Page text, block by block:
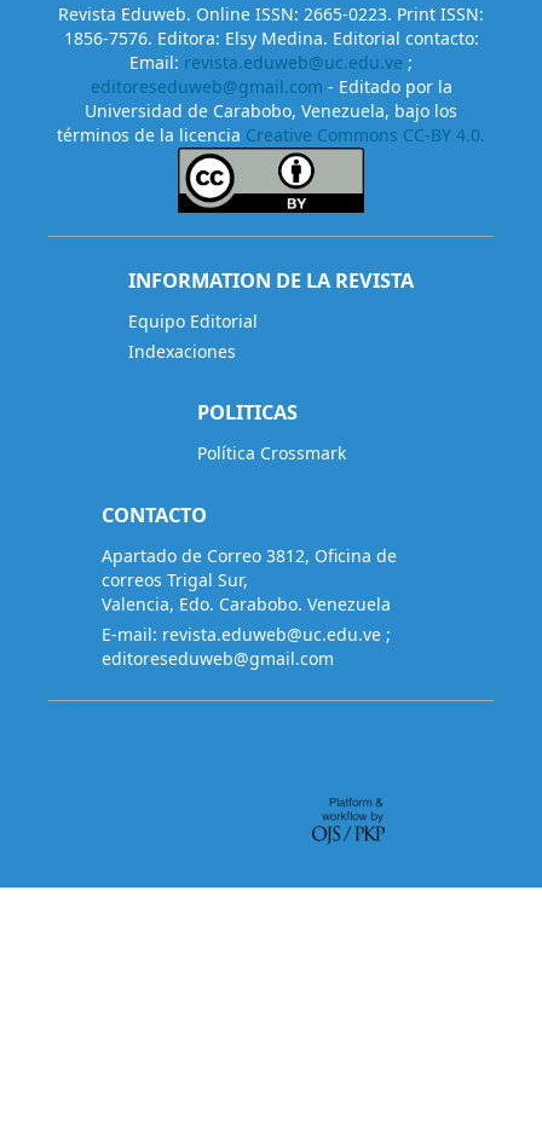
Revista Eduweb. Online ISSN: 2665-0223. Print ISSN:
1856-7576. Editora: Elsy Medina. Editorial contacto:
Email: revista.eduweb@uc.edu.ve ;
editoreseduweb@gmail.com - Editado por la
Universidad de Carabobo, Venezuela, bajo los
términos de la licencia Creative Commons CC-BY 4.0.
INFORMATION DE LA REVISTA
Equipo Editorial
Indexaciones
POLITICAS
Política Crossmark
CONTACTO
Apartado de Correo 3812, Oficina de
correos Trigal Sur,
Valencia, Edo. Carabobo. Venezuela
E-mail: revista.eduweb@uc.edu.ve ;
editoreseduweb@gmail.com